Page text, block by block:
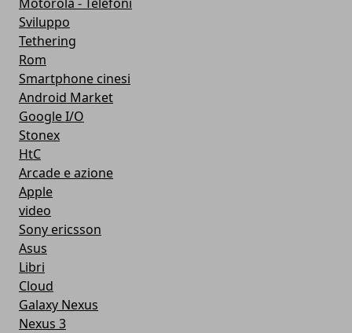
Sviluppo
Tethering
Rom
Smartphone cinesi
Android Market
Google I/O
Stonex
HtC
Arcade e azione
Apple
video
Sony ericsson
Asus
Libri
Cloud
Galaxy Nexus
Nexus 3